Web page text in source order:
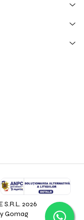
S.R.L. 2026
Gomag